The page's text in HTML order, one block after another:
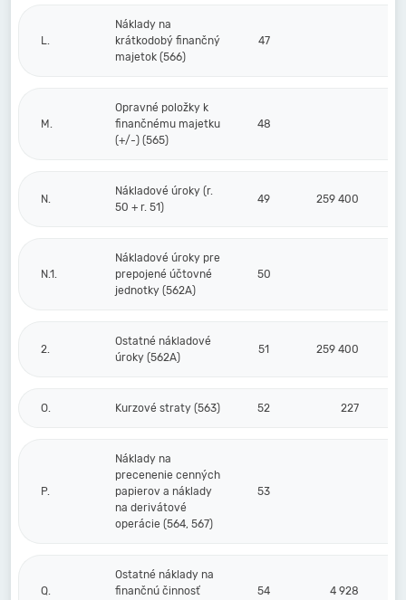
L.
Náklady na
krátkodobý finančný
majetok (566)
47
M.
Opravné položky k
finančnému majetku
(+/-) (565)
48
N.
Nákladové úroky (r.
50 + r. 51)
49 259 400
N.1.
Nákladové úroky pre
prepojené účtovné
jednotky (562A)
50
2.
Ostatné nákladové
úroky (562A)
51 259 400
O. Kurzové straty (563) 52 227
P.
Náklady na
precenenie cenných
papierov a náklady
na derivátové
operácie (564, 567)
53
Q.
Ostatné náklady na
finančnú činnosť
54 4 928